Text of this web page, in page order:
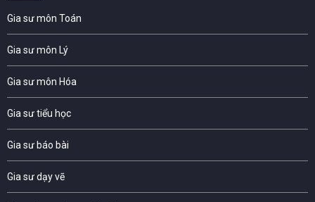
Gia sư môn Toán
Gia sư môn Lý
Gia sư môn Hóa
Gia sư tiểu học
Gia sư báo bài
Gia sư dạy vẽ